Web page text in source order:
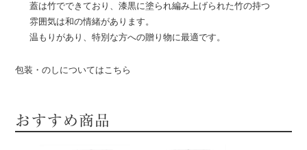
蓋は竹でできており、漆黒に塗られ編み上げられた竹の持つ
雰囲気は和の情緒があります。
温もりがあり、特別な方への贈り物に最適です。
包装・のしについてはこちら
おすすめ商品